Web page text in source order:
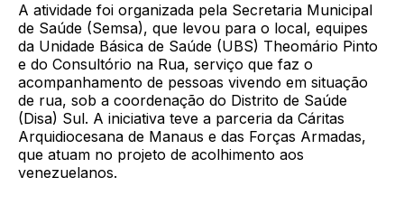
A atividade foi organizada pela Secretaria Municipal
de Saúde (Semsa), que levou para o local, equipes
da Unidade Básica de Saúde (UBS) Theomário Pinto
e do Consultório na Rua, serviço que faz o
acompanhamento de pessoas vivendo em situação
de rua, sob a coordenação do Distrito de Saúde
(Disa) Sul. A iniciativa teve a parceria da Cáritas
Arquidiocesana de Manaus e das Forças Armadas,
que atuam no projeto de acolhimento aos
venezuelanos.